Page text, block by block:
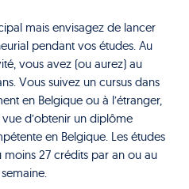
mais envisagez de lancer
pendant vos études. Au
vous avez (ou aurez) au
Vous suivez un cursus dans
en Belgique ou à l’étranger,
d’obtenir un diplôme
en Belgique. Les études
27 crédits par an ou au